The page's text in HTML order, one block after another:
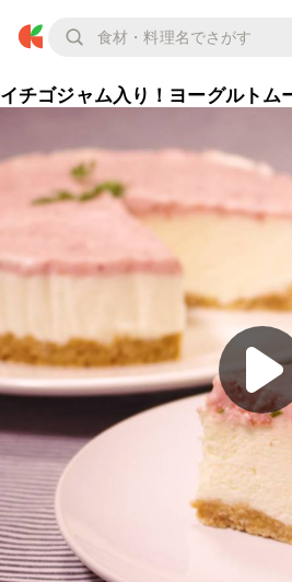
イチゴジャム入り！ヨーグルトム